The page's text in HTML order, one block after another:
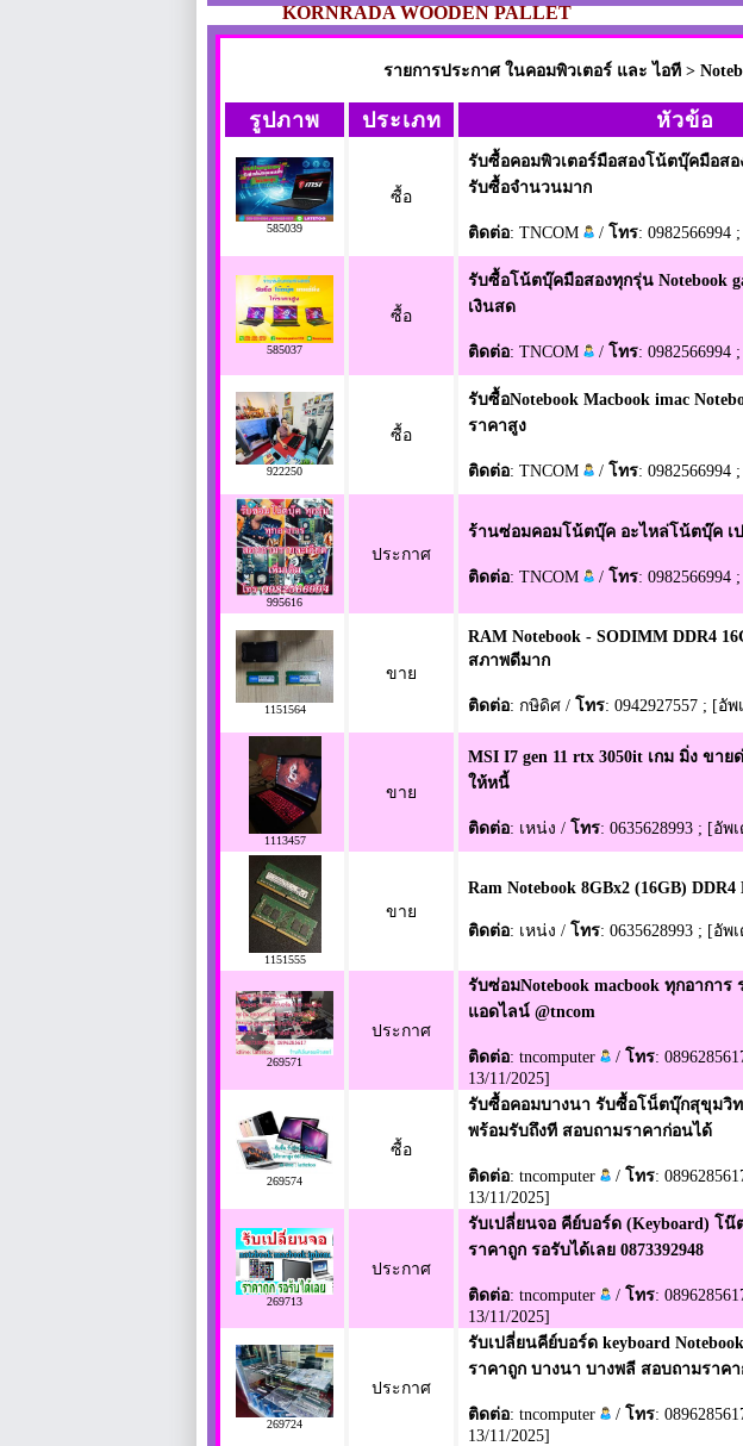
KORNRADA WOODEN PALLET
รายการประกาศ ในคอมพิวเตอร์ และ ไอที >
รูปภาพ ประเภท หัวข้อ
585039
ซื้อ
รับซื้อคอมพิวเตอร์มือสองโน้ตบุ๊คมือส
รับซื้อจำนวนมาก
ติดต่อ: TNCOM / โทร: 0982566994
585037
ซื้อ
รับซื้อโน้ตบุ๊คมือสองทุกรุ่น Notebook
เงินสด
ติดต่อ: TNCOM / โทร: 0982566994
922250
ซื้อ
รับซื้อNotebook Macbook imac
ราคาสูง
ติดต่อ: TNCOM / โทร: 0982566994
995616
ประกาศ
ร้านซ่อมคอมโน้ตบุ๊ค อะไหล่โน้ตบุ๊ค เ
ติดต่อ: TNCOM / โทร: 0982566994
1151564
ขาย
RAM Notebook - SODIMM DDR4
สภาพดีมาก
ติดต่อ: กษิดิศ / โทร: 0942927557 ; [อัพ
1113457
ขาย
MSI I7 gen 11 rtx 3050it เกม มิ่ง ขาย
ให้หนี้
ติดต่อ: เหน่ง / โทร: 0635628993 ; [อัพ
1151555
ขาย
Ram Notebook 8GBx2 (16GB) DDR4
ติดต่อ: เหน่ง / โทร: 0635628993 ; [อัพ
269571
ประกาศ
รับซ่อมNotebook macbook ทุกอาการ
แอดไลน์ @tncom
ติดต่อ: tncomputer / โทร:
13/11/2025]
269574
ซื้อ
รับซื้อคอมบางนา รับซื้อโน็ตบุ๊กสุขุมวิท
พร้อมรับถึงที สอบถามราคาก่อนได้
ติดต่อ: tncomputer / โทร:
13/11/2025]
269713
ประกาศ
รับเปลี่ยนจอ คีย์บอร์ด (Keyboard) โน๊
ราคาถูก รอรับได้เลย 0873392948
ติดต่อ: tncomputer / โทร:
13/11/2025]
269724
ประกาศ
รับเปลี่ยนคีย์บอร์ด keyboard
ราคาถูก บางนา บางพลี สอบถามราค
ติดต่อ: tncomputer / โทร:
13/11/2025]